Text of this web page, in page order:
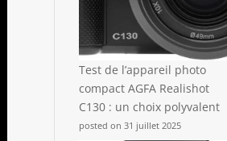
Test de l’appareil photo
compact AGFA Realishot
C130 : un choix polyvalent
posted on 31 juillet 2025